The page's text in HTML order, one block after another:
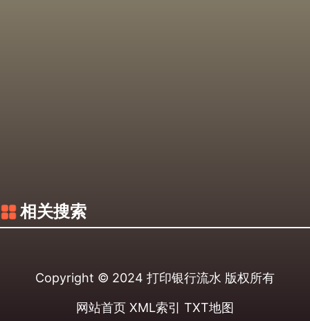
相关搜索
Copyright © 2024 打印银行流水 版权所有
网站首页 XML索引 TXT地图